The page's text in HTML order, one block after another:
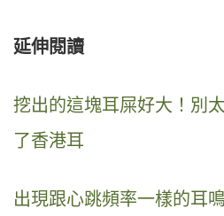
延伸閱讀
挖出的這塊耳屎好大！別
了香港耳
出現跟心跳頻率一樣的耳